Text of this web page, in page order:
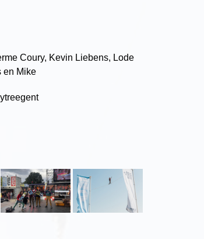
Coury, Kevin Liebens, Lode
en Mike